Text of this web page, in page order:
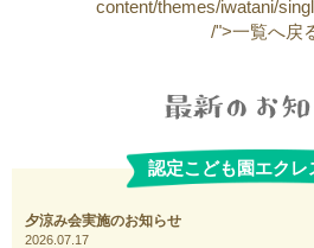
content/themes/iwatani/
/">一覧へ戻
認定こども園エクレ
夕涼み会実施のお知らせ
2026.07.17